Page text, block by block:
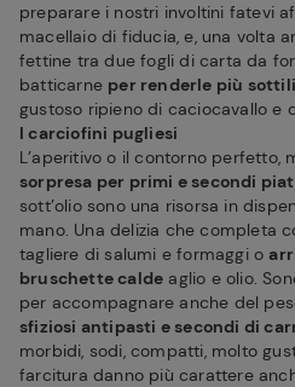
preparare i nostri involtini fatevi
macellaio di fiducia, e, una volta
fettine tra due fogli di carta da
batticarne per renderle più
gustoso ripieno di caciocavallo e
I carciofini pugliesi
L’aperitivo o il contorno perfetto,
sorpresa per primi e secondi
sott’olio sono una risorsa in
mano. Una delizia che completa
tagliere di salumi e formaggi o
bruschette calde aglio e olio.
per accompagnare anche del
sfiziosi antipasti e secondi di
morbidi, sodi, compatti, molto
farcitura danno più carattere